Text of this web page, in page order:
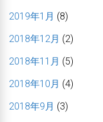
2019年1月 (8)
2018年12月 (2)
2018年11月 (5)
2018年10月 (4)
2018年9月 (3)